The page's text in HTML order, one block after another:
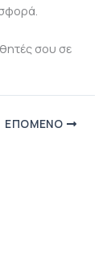
σου σε
ΕΠΌΜΕΝΟ